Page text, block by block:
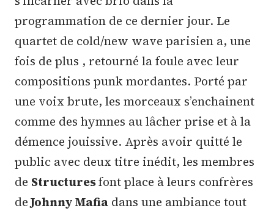
programmation de ce dernier jour. Le
quartet de cold/new wave parisien a, une
fois de plus , retourné la foule avec leur
compositions punk mordantes. Porté par
une voix brute, les morceaux s’enchainent
comme des hymnes au lâcher prise et à la
démence jouissive. Après avoir quitté le
public avec deux titre inédit, les membres
de Structuresfont place à leurs confrères
deJohnny Mafia dans une ambiance tout